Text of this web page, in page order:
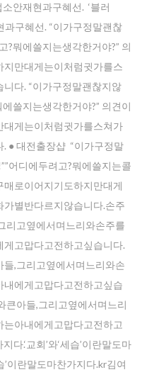
안재현과구혜선. ‘블러
과구혜선. “이가구정말괜찮
?뭐에쓸지는생각한거야?” 의
만대게는이처럼귓가를스
다. “이가구정말괜찮지않
쓸지는생각한거야?” 의견이
게는이처럼귓가를스쳐가
● 대전 출장샵 “이가구정말
어디에두려고?뭐에쓸지는콜
매로이어지기도하지만대게
별반다르지않습니다.손주
리고옆에서며느리와손주를
고맙다고전하고싶습니다.
,그리고옆에서며느리와손
에게고맙다고전하고싶습
큰아들,그리고옆에서며느리
아내에게고맙다고전하고
다.‘교회’와‘세습’이란말도마
’이란말도마찬가지다.kr김여